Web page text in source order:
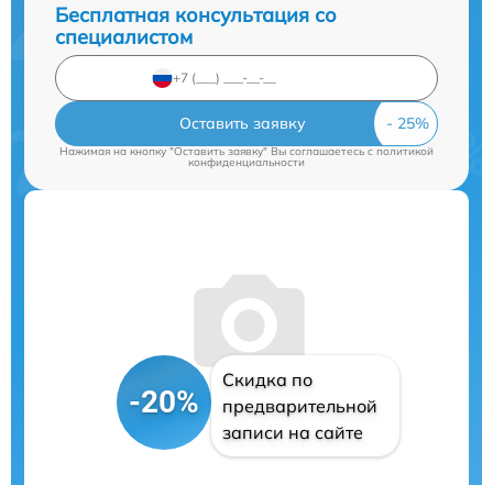
Бесплатная консультация со
специалистом
Оставить заявку
Нажимая на кнопку "Оставить заявку" Вы соглашаетесь cполитикой
конфиденциальности
-20%
Скидка по
предварительной
записи на сайте